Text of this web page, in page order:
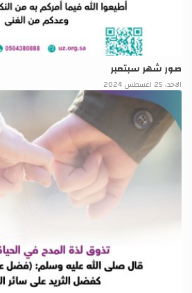
صور شهر سبتمبر
الاحد، 25 اغسطس 2024